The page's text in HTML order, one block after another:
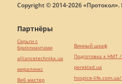
Copyright © 2014-2026
Партнёры
Серьги с
бриллиантами
alliancetechnika.ua
миралинкс
Веб мастер
Винный шкаф
Подготовка к НМТ
pereklad.ua
hospice-life.com.ua/